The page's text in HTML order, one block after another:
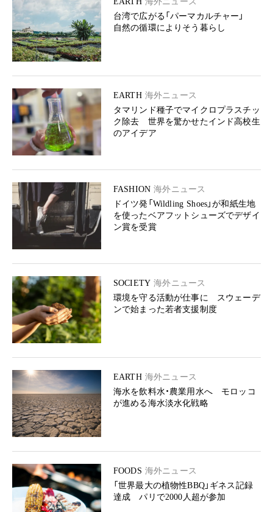
台湾で広がる「パーマカルチャー」
自然の循環によりそう暮らし
EARTH 海外ニュース
タマリンド種子でマイクロプラスチッ
ク除去 世界を驚かせたインド高校生
のアイデア
FASHION 海外ニュース
ドイツ発「Wildling Shoes」が和紙生地
を使ったベアフットシューズでデザイ
ン賞を受賞
SOCIETY 海外ニュース
環境を守る活動が仕事に スウェーデ
ンで始まった若者支援制度
EARTH 海外ニュース
海水を飲料水・農業用水へ モロッコ
が進める海水淡水化戦略
FOODS 海外ニュース
「世界最大の植物性BBQ」ギネス記録
達成 パリで2000人超が参加